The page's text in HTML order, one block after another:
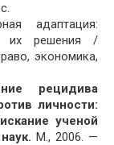
адаптация:
их решения /
экономика,
рецидива
личности:
ученой
М., 2006. —